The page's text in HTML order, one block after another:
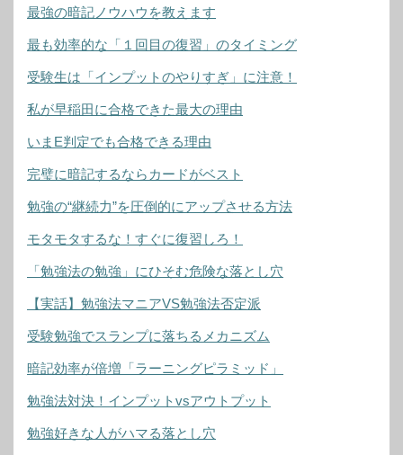
最強の暗記ノウハウを教えます
最も効率的な「１回目の復習」のタイミング
受験生は「インプットのやりすぎ」に注意！
私が早稲田に合格できた最大の理由
いまE判定でも合格できる理由
完璧に暗記するならカードがベスト
勉強の“継続力”を圧倒的にアップさせる方法
モタモタするな！すぐに復習しろ！
「勉強法の勉強」にひそむ危険な落とし穴
【実話】勉強法マニアVS勉強法否定派
受験勉強でスランプに落ちるメカニズム
暗記効率が倍増「ラーニングピラミッド」
勉強法対決！インプットvsアウトプット
勉強好きな人がハマる落とし穴